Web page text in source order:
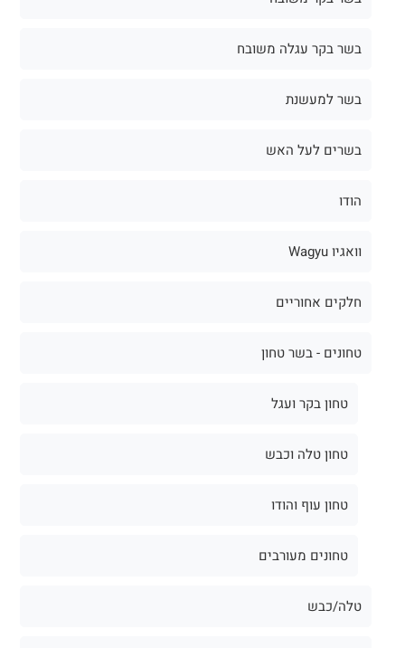
בשר בקר עגלה משובח
בשר למעשנת
בשרים לעל האש
הודו
וואגיו Wagyu
חלקים אחוריים
טחונים - בשר טחון
טחון בקר ועגל
טחון טלה וכבש
טחון עוף והודו
טחונים מעורבים
טלה/כבש